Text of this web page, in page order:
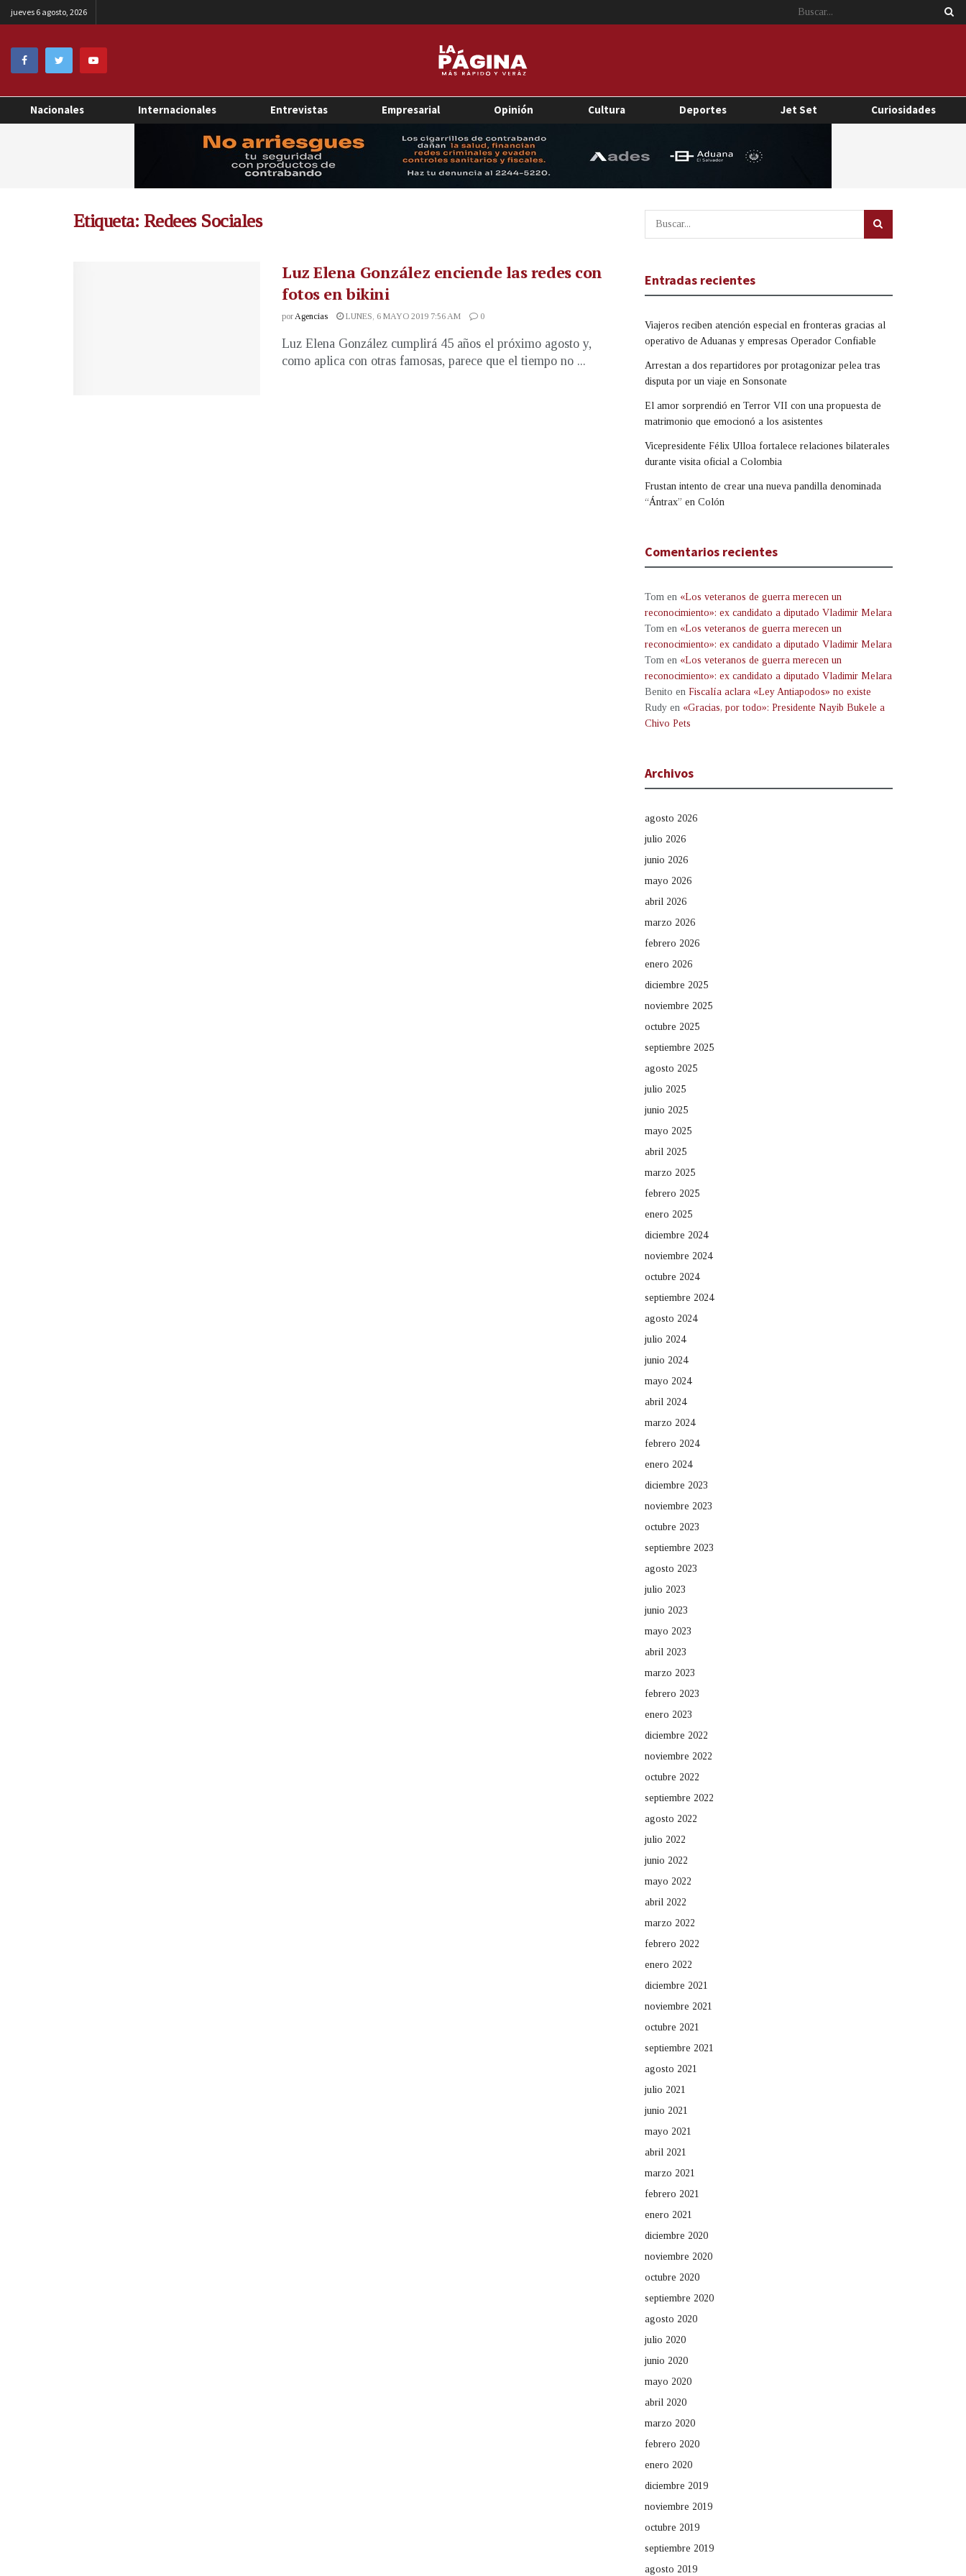
jueves 6 agosto, 2026
Nacionales Internacionales Entrevistas Empresarial Opinión Cultura Deportes Jet Set Curiosidades
Etiqueta: Redees Sociales
Luz Elena González enciende las redes con
fotos en bikini
porAgencias LUNES, 6 MAYO 2019 7:56 AM 0
Luz Elena González cumplirá 45 años el próximo agosto y,
como aplica con otras famosas, parece que el tiempo no ...
Entradas recientes
Viajeros reciben atención especial en fronteras gracias al
operativo de Aduanas y empresas Operador Confiable
Arrestan a dos repartidores por protagonizar pelea tras
disputa por un viaje en Sonsonate
El amor sorprendió en Terror VII con una propuesta de
matrimonio que emocionó a los asistentes
Vicepresidente Félix Ulloa fortalece relaciones bilaterales
durante visita oficial a Colombia
Frustan intento de crear una nueva pandilla denominada
“Ántrax” en Colón
Comentarios recientes
Tom en «Los veteranos de guerra merecen un
reconocimiento»: ex candidato a diputado Vladimir Melara
Tom en «Los veteranos de guerra merecen un
reconocimiento»: ex candidato a diputado Vladimir Melara
Tom en «Los veteranos de guerra merecen un
reconocimiento»: ex candidato a diputado Vladimir Melara
Benito en Fiscalía aclara «Ley Antiapodos» no existe
Rudy en «Gracias, por todo»: Presidente Nayib Bukele a
Chivo Pets
Archivos
agosto 2026
julio 2026
junio 2026
mayo 2026
abril 2026
marzo 2026
febrero 2026
enero 2026
diciembre 2025
noviembre 2025
octubre 2025
septiembre 2025
agosto 2025
julio 2025
junio 2025
mayo 2025
abril 2025
marzo 2025
febrero 2025
enero 2025
diciembre 2024
noviembre 2024
octubre 2024
septiembre 2024
agosto 2024
julio 2024
junio 2024
mayo 2024
abril 2024
marzo 2024
febrero 2024
enero 2024
diciembre 2023
noviembre 2023
octubre 2023
septiembre 2023
agosto 2023
julio 2023
junio 2023
mayo 2023
abril 2023
marzo 2023
febrero 2023
enero 2023
diciembre 2022
noviembre 2022
octubre 2022
septiembre 2022
agosto 2022
julio 2022
junio 2022
mayo 2022
abril 2022
marzo 2022
febrero 2022
enero 2022
diciembre 2021
noviembre 2021
octubre 2021
septiembre 2021
agosto 2021
julio 2021
junio 2021
mayo 2021
abril 2021
marzo 2021
febrero 2021
enero 2021
diciembre 2020
noviembre 2020
octubre 2020
septiembre 2020
agosto 2020
julio 2020
junio 2020
mayo 2020
abril 2020
marzo 2020
febrero 2020
enero 2020
diciembre 2019
noviembre 2019
octubre 2019
septiembre 2019
agosto 2019